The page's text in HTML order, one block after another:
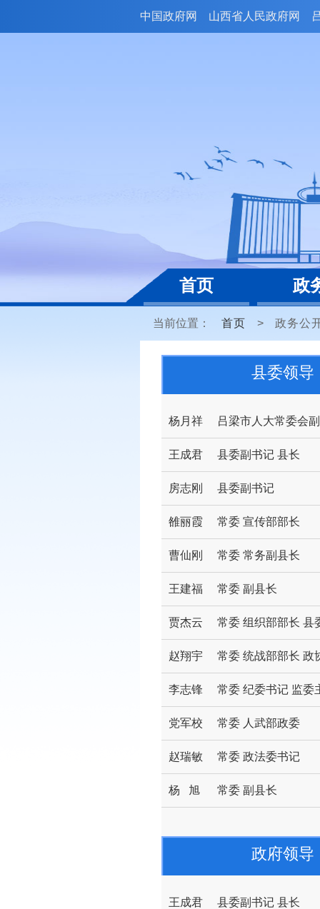
中国政府网 山西省人民政府网
首页 政
当前位置： 首页 > 政务公
县委领导
杨月祥 吕梁市人大常委会
王成君 县委副书记 县长
房志刚 县委副书记
雒丽霞 常委 宣传部部长
曹仙刚 常委 常务副县长
王建福 常委 副县长
贾杰云 常委 组织部部长 县
赵翔宇 常委 统战部部长 政
李志锋 常委 纪委书记 监委
党军校 常委 人武部政委
赵瑞敏 常委 政法委书记
杨 旭 常委 副县长
政府领导
王成君 县委副书记 县长